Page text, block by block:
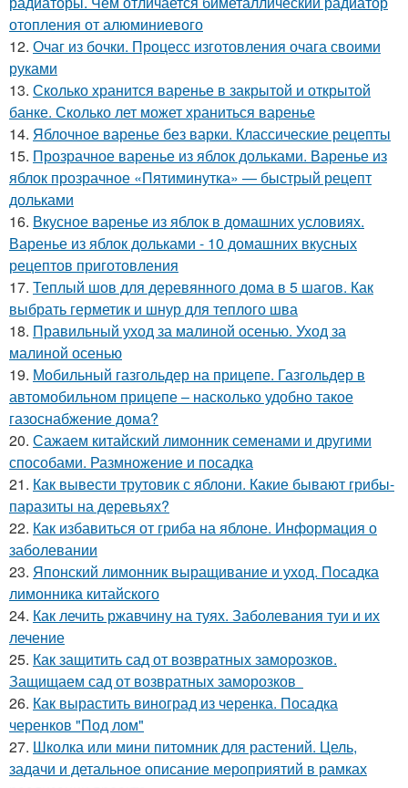
отопления от алюминиевого
12. Очаг из бочки. Процесс изготовления очага своими
руками
13. Сколько хранится варенье в закрытой и открытой
банке. Сколько лет может храниться варенье
14. Яблочное варенье без варки. Классические рецепты
15. Прозрачное варенье из яблок дольками. Варенье из
яблок прозрачное «Пятиминутка» — быстрый рецепт
дольками
16. Вкусное варенье из яблок в домашних условиях.
Варенье из яблок дольками - 10 домашних вкусных
рецептов приготовления
17. Теплый шов для деревянного дома в 5 шагов. Как
выбрать герметик и шнур для теплого шва
18. Правильный уход за малиной осенью. Уход за
малиной осенью
19. Мобильный газгольдер на прицепе. Газгольдер в
автомобильном прицепе – насколько удобно такое
газоснабжение дома?
20. Сажаем китайский лимонник семенами и другими
способами. Размножение и посадка
21. Как вывести трутовик с яблони. Какие бывают грибы-
паразиты на деревьях?
22. Как избавиться от гриба на яблоне. Информация о
заболевании
23. Японский лимонник выращивание и уход. Посадка
лимонника китайского
24. Как лечить ржавчину на туях. Заболевания туи и их
лечение
25. Как защитить сад от возвратных заморозков.
Защищаем сад от возвратных заморозков
26. Как вырастить виноград из черенка. Посадка
черенков "Под лом"
27. Школка или мини питомник для растений. Цель,
задачи и детальное описание мероприятий в рамках